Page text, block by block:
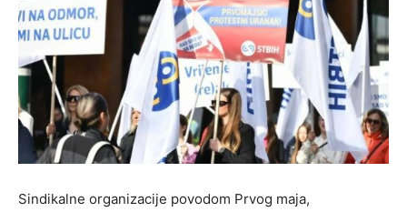
Sindikalne organizacije povodom Prvog maja,